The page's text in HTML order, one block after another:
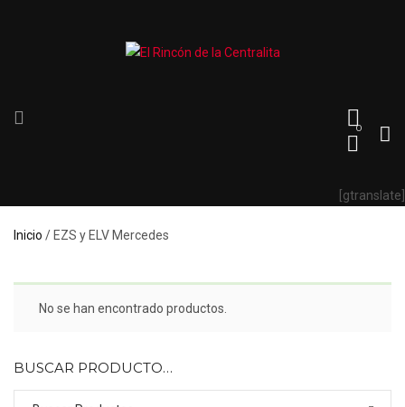
0
[gtranslate]
Inicio / EZS y ELV Mercedes
No se han encontrado productos.
BUSCAR PRODUCTO…